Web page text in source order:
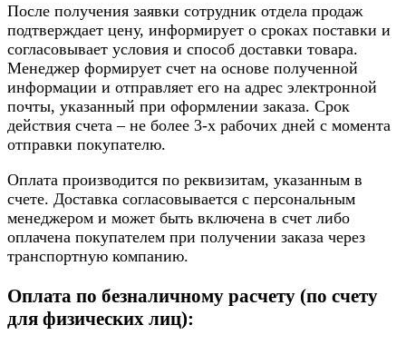
После получения заявки сотрудник отдела продаж
подтверждает цену, информирует о сроках поставки и
согласовывает условия и способ доставки товара.
Менеджер формирует счет на основе полученной
информации и отправляет его на адрес электронной
почты, указанный при оформлении заказа. Срок
действия счета – не более 3-х рабочих дней с момента
отправки покупателю.
Оплата производится по реквизитам, указанным в
счете. Доставка согласовывается с персональным
менеджером и может быть включена в счет либо
оплачена покупателем при получении заказа через
транспортную компанию.
Оплата по безналичному расчету (по счету
для физических лиц):